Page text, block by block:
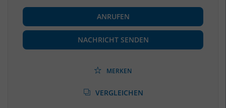
BESCHÄFTIGUNG
Beschäftigte
(Landkreis / Kreisfreie Stadt)
85.302
(Landkreis / Kreisfreie Stadt)
(Stand: 01/2020)
ANRUFEN
NACHRICHT SENDEN
MERKEN
VERGLEICHEN